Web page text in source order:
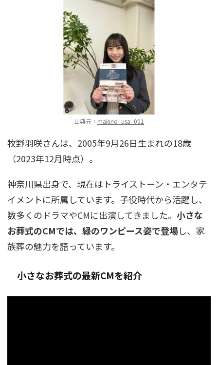
出典元： makino_usa_001
牧野羽咲さんは、2005年9月26日生まれの18歳
（2023年12月時点）。
神奈川県出身で、現在はトライストーン・エンタテ
イメントに所属しています。子役時代から活躍し、
数多くのドラマやCMに出演してきました。 小さな
お葬式のCMでは、緑のワンピース姿で登場し、家
族葬の魅力を語っています。
小さなお葬式の最新CMを紹介